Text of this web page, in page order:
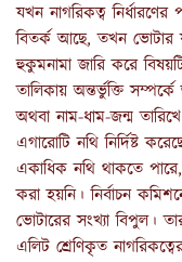
যখন নাগরিকত্ব
বিতর্ক আছে, তখন ভোটার
হুকুমনামা জারি করে
তালিকায় অন্তর্ভুক্তি
অথবা নাম-ধাম-জন্ম
এগারোটি নথি নির্দিষ্ট
একাধিক নথি থাকতে
করা হয়নি। নির্বাচন
ভোটারের সংখ্যা বিপুল।
এলিট শ্রেণিকৃত